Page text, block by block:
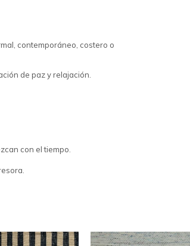
contemporáneo, costero o
de paz y relajación.
con el tiempo.